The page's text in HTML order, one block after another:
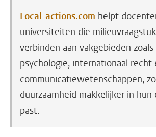
Local-actions.com helpt
universiteiten die
verbinden aan vakgebieden zoals
psychologie, internationaal recht
communicatiewetenschappen,
duurzaamheid makkelijker in
past.